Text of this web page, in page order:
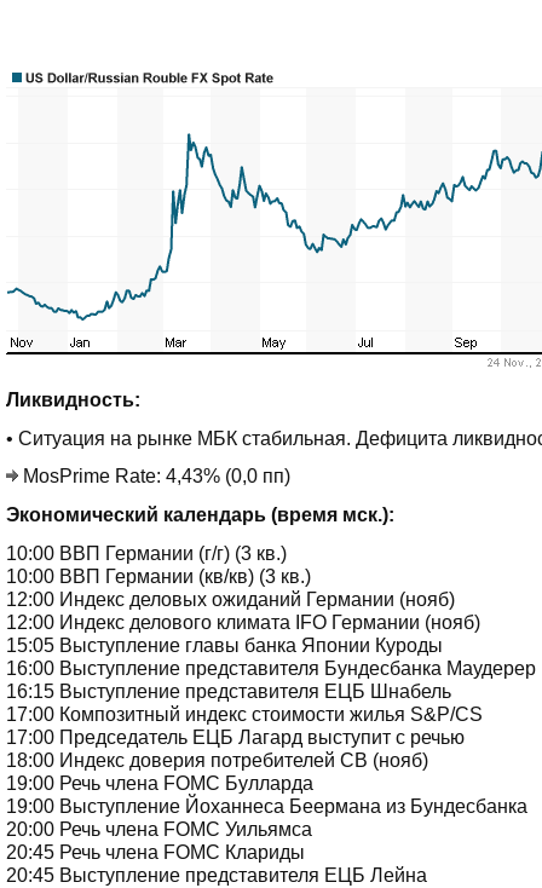
Ликвидность:
• Ситуация на рынке МБК стабильная. Дефицита
MosPrime Rate: 4,43% (0,0 пп)
Экономический календарь (время мск.):
10:00 ВВП Германии (г/г) (3 кв.)
10:00 ВВП Германии (кв/кв) (3 кв.)
12:00 Индекс деловых ожиданий Германии (нояб)
12:00 Индекс делового климата IFO Германии (нояб)
15:05 Выступление главы банка Японии Куроды
16:00 Выступление представителя Бундесбанка Маудерер
16:15 Выступление представителя ЕЦБ Шнабель
17:00 Композитный индекс стоимости жилья S&P/CS
17:00 Председатель ЕЦБ Лагард выступит с речью
18:00 Индекс доверия потребителей CB (нояб)
19:00 Речь члена FOMC Булларда
19:00 Выступление Йоханнеса Беермана из Бундесбанка
20:00 Речь члена FOMC Уильямса
20:45 Речь члена FOMC Клариды
20:45 Выступление представителя ЕЦБ Лейна